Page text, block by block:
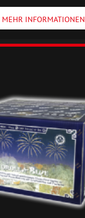
MEHR INFORMATIONEN